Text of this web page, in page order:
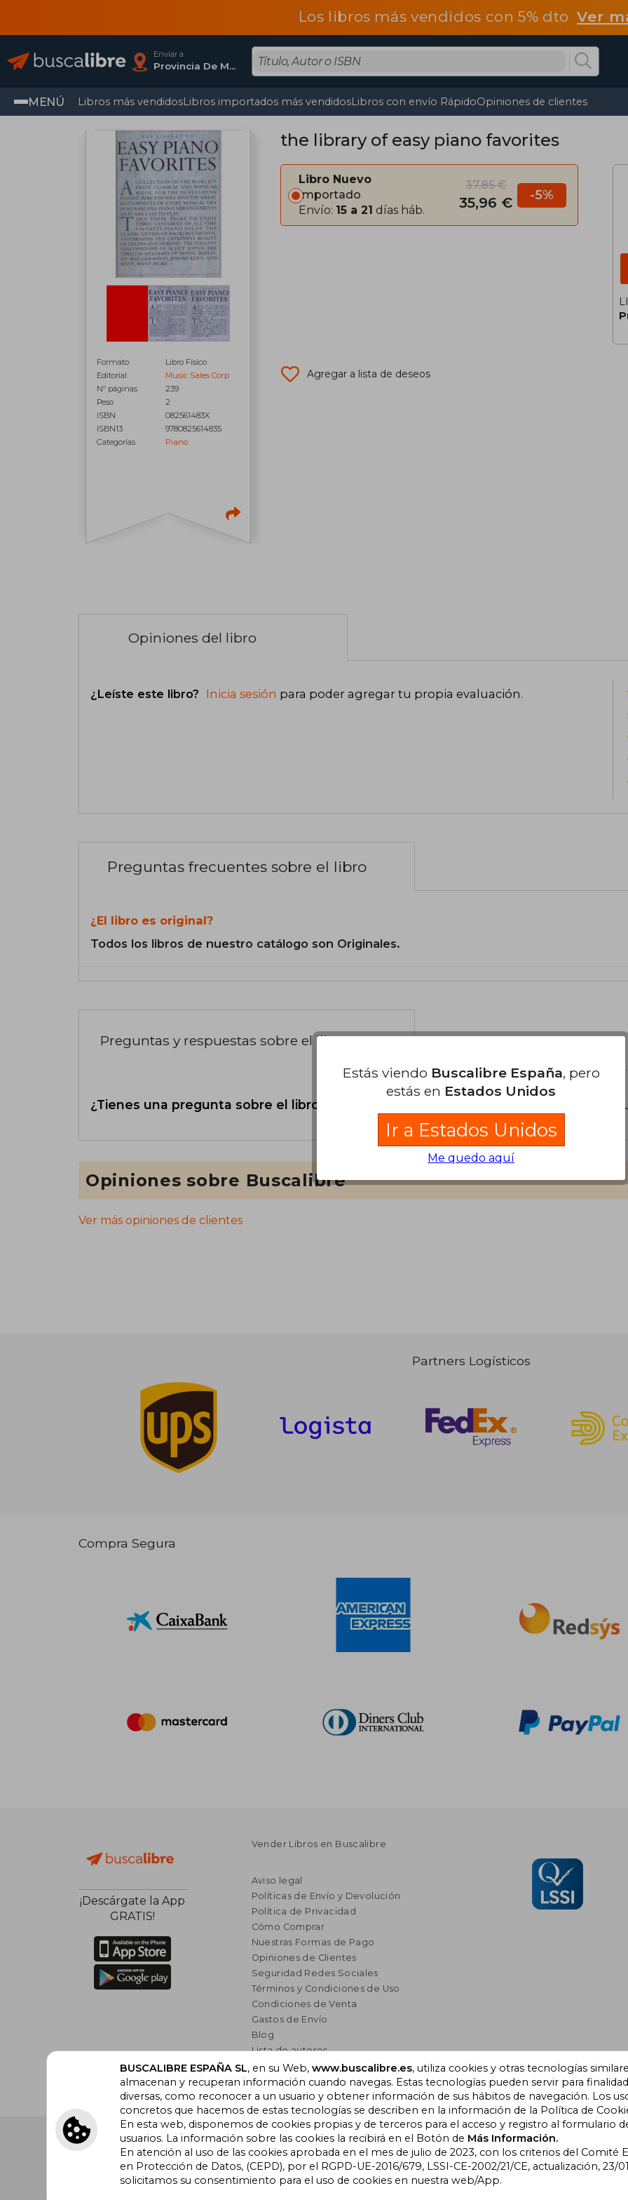
Los libros más vendidos con 5% dtoVer
Enviar a
Provincia De Madrid
MENÚ Libros más vendidosLibros importados más vendidosLibros con envío RápidoOpiniones de clientes
Formato
Libro Físico
Editorial
Music Sales Corp
N° páginas
239
Peso
2
ISBN
082561483X
ISBN13
9780825614835
Categorías
Piano
the library of easy piano favorites
Libro Nuevo
Importado
Envío: 15 a 21 días háb.
37,85 €
35,96 € -5%
Agregar a lista de deseos
Opiniones del libro
¿Leíste este libro? Inicia sesión para poder agregar tu propia evaluación.
Preguntas frecuentes sobre el libro
¿El libro es original?
Todos los libros de nuestro catálogo son Originales.
Preguntas y respuestas sobre el libro
¿Tienes una pregunta sobre el libro? para poder agregar tu propia
Opiniones sobre Buscalibre
Ver más opiniones de clientes
Partners Logísticos
Compra Segura
¡Descárgate la App
GRATIS!
Vender Libros en Buscalibre
Aviso legal
Políticas de Envío y Devolución
Política de Privacidad
Cómo Comprar
Nuestras Formas de Pago
Opiniones de Clientes
Seguridad Redes Sociales
Términos y Condiciones de Uso
Condiciones de Venta
Gastos de Envío
Blog
Lista de autores
Incentivo a la Lectura
Libros Recomendados
Buscalibre España . Calle Energía, 65, Nave 3 (08940), Cornellà de Llobregat,
Barcelona. Derechos Reservados.
Buscalibre Colombia Buscalibre Ecuador Buscalibre España
Estás viendo Buscalibre España, pero
estás en Estados Unidos
Ir a Estados Unidos
Me quedo aquí
BUSCALIBRE ESPAÑA SL, en su Web, www.buscalibre.es, utiliza cookies y otras tecnologías
almacenan y recuperan información cuando navegas. Estas tecnologías pueden servir para
diversas, como reconocer a un usuario y obtener información de sus hábitos de navegación. Los
concretos que hacemos de estas tecnologías se describen en la información de la Política de
En esta web, disponemos de cookies propias y de terceros para el acceso y registro al formulario
usuarios. La información sobre las cookies la recibirá en el Botón de Más Información.
En atención al uso de las cookies aprobada en el mes de julio de 2023, con los criterios del Comité
en Protección de Datos, (CEPD), por el RGPD-UE-2016/679, LSSI-CE-2002/21/CE, actualización, 23/
solicitamos su consentimiento para el uso de cookies en nuestra web/App.